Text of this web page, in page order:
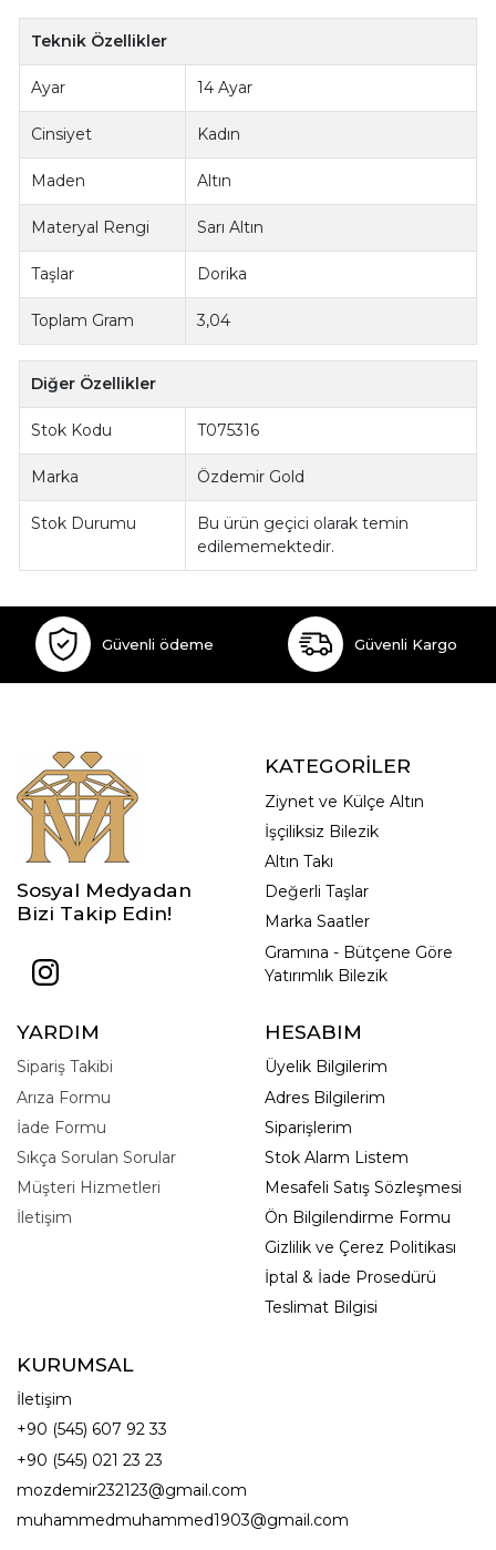
Teknik Özellikler
Ayar 14 Ayar
Cinsiyet Kadın
Maden Altın
Materyal Rengi Sarı Altın
Taşlar Dorika
Toplam Gram 3,04
Diğer Özellikler
Stok Kodu T075316
Marka Özdemir Gold
Stok Durumu
Bu ürün geçici olarak temin
edilememektedir.
Güvenli ödeme Güvenli Kargo
Sosyal Medyadan
Bizi Takip Edin!
KATEGORİLER
Ziynet ve Külçe Altın
İşçiliksiz Bilezik
Altın Takı
Değerli Taşlar
Marka Saatler
Gramına - Bütçene Göre
Yatırımlık Bilezik
YARDIM
Sipariş Takibi
Arıza Formu
İade Formu
Sıkça Sorulan Sorular
Müşteri Hizmetleri
İletişim
HESABIM
Üyelik Bilgilerim
Adres Bilgilerim
Siparişlerim
Stok Alarm Listem
Mesafeli Satış Sözleşmesi
Ön Bilgilendirme Formu
Gizlilik ve Çerez Politikası
İptal & İade Prosedürü
Teslimat Bilgisi
KURUMSAL
İletişim
+90 (545) 607 92 33
+90 (545) 021 23 23
mozdemir232123@gmail.com
muhammedmuhammed1903@gmail.com